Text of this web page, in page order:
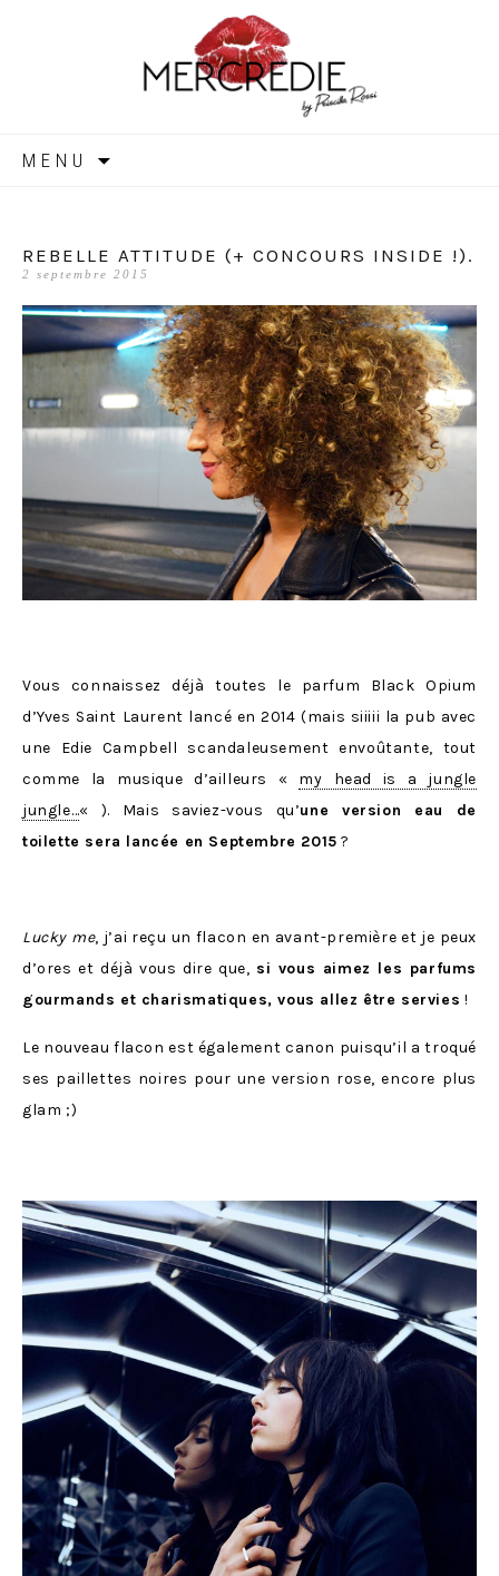
MERCREDIE
MENU
REBELLE ATTITUDE (+ CONCOURS INSIDE !).
2 septembre 2015
Vous connaissez déjà toutes le parfum Black Opium
d’Yves Saint Laurent lancé en 2014 (mais siiiii la pub avec
une Edie Campbell scandaleusement envoûtante, tout
comme la musique d’ailleurs « my head is a jungle
jungle…« ). Mais saviez-vous qu’une version eau de
toilette sera lancée en Septembre 2015 ?
Lucky me, j’ai reçu un flacon en avant-première et je peux
d’ores et déjà vous dire que, si vous aimez les parfums
gourmands et charismatiques, vous allez être servies !
Le nouveau flacon est également canon puisqu’il a troqué
ses paillettes noires pour une version rose, encore plus
glam ;)